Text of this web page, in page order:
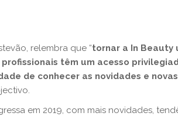
relembra que “tornar a In Beauty
têm um acesso
de conhecer as novidades e
em 2019, com mais novidades,